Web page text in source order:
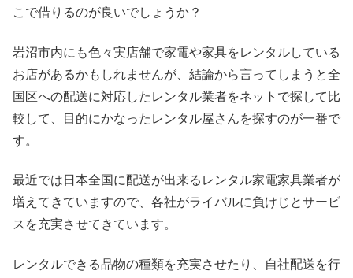
こで借りるのが良いでしょうか？
岩沼市内にも色々実店舗で家電や家具をレンタルしている
お店があるかもしれませんが、結論から言ってしまうと全
国区への配送に対応したレンタル業者をネットで探して比
較して、目的にかなったレンタル屋さんを探すのが一番で
す。
最近では日本全国に配送が出来るレンタル家電家具業者が
増えてきていますので、各社がライバルに負けじとサービ
スを充実させてきています。
レンタルできる品物の種類を充実させたり、自社配送を行